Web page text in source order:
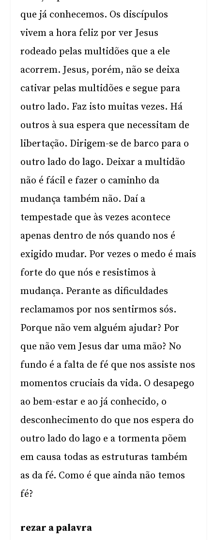
que já conhecemos. Os discípulos
vivem a hora feliz por ver Jesus
rodeado pelas multidões que a ele
acorrem. Jesus, porém, não se deixa
cativar pelas multidões e segue para
outro lado. Faz isto muitas vezes. Há
outros à sua espera que necessitam de
libertação. Dirigem-se de barco para o
outro lado do lago. Deixar a multidão
não é fácil e fazer o caminho da
mudança também não. Daí a
tempestade que às vezes acontece
apenas dentro de nós quando nos é
exigido mudar. Por vezes o medo é mais
forte do que nós e resistimos à
mudança. Perante as dificuldades
reclamamos por nos sentirmos sós.
Porque não vem alguém ajudar? Por
que não vem Jesus dar uma mão? No
fundo é a falta de fé que nos assiste nos
momentos cruciais da vida. O desapego
ao bem-estar e ao já conhecido, o
desconhecimento do que nos espera do
outro lado do lago e a tormenta põem
em causa todas as estruturas também
as da fé. Como é que ainda não temos
fé?
rezar a palavra